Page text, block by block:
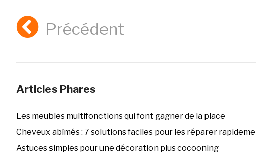
Précédent
Articles Phares
Les meubles multifonctions qui font gagner de la place
Cheveux abîmés : 7 solutions faciles pour les réparer
Astuces simples pour une décoration plus cocooning